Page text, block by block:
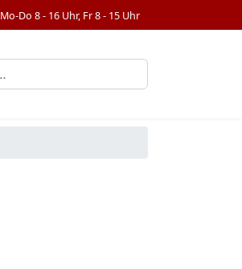
Mo-Do 8 - 16 Uhr, Fr 8 - 15 Uhr